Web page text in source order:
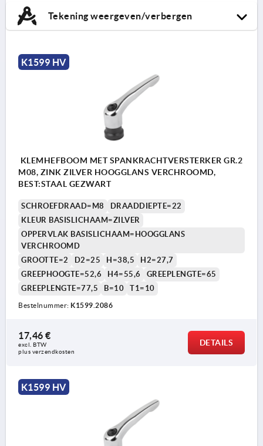
Tekening weergeven/verbergen
K1599 HV
KLEMHEFBOOM MET SPANKRACHTVERSTERKER GR.2
M08, ZINK ZILVER HOOGGLANS VERCHROOMD,
BEST:STAAL GEZWART
SCHROEFDRAAD=M8
DRAADDIEPTE=22
KLEUR BASISLICHAAM=ZILVER
OPPERVLAK BASISLICHAAM=HOOGGLANS
VERCHROOMD
GROOTTE=2
D2=25 H=38,5
H2=27,7
GREEPHOOGTE=52,6
H4=55,6
GREEPLENGTE=65
GREEPLENGTE=77,5
B=10 T1=10
Bestelnummer: K1599.2086
17,46 €
excl. BTW
plus verzendkosten
DETAILS
K1599 HV